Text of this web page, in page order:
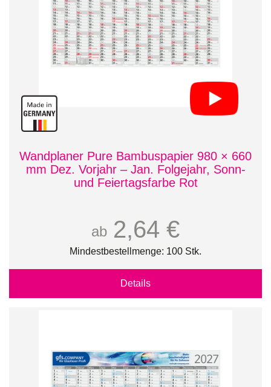
Wandplaner Pure Bambuspapier 980 × 660
mm Dez. Vorjahr – Jan. Folgejahr, Sonn-
und Feiertagsfarbe Rot
ab 2,64 €
Mindestbestellmenge: 100 Stk.
Details